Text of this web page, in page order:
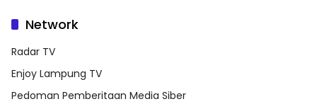
Network
Radar TV
Enjoy Lampung TV
Pedoman Pemberitaan Media Siber